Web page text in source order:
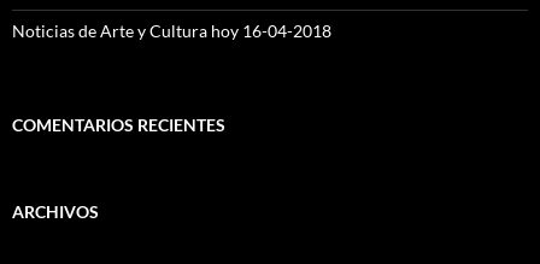
Noticias de Arte y Cultura hoy 16-04-2018
COMENTARIOS RECIENTES
ARCHIVOS